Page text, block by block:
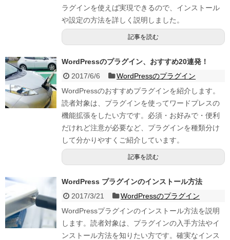
ラグインを使えば実現できるので、インストール
や設定の方法を詳しく説明しました。
記事を読む
WordPressのプラグイン、おすすめ20連発！
2017/6/6
WordPressのプラグイン
WordPressのおすすめプラグインを紹介します。
読者対象は、プラグインを使ってワードプレスの
機能拡張をしたい方です。必須・お好みで・便利
だけれど注意が必要など、プラグインを種類分け
して分かりやすくご紹介しています。
記事を読む
WordPress プラグインのインストール方法
2017/3/21
WordPressのプラグイン
WordPressプラグインのインストール方法を説明
します。読者対象は、プラグインの入手方法やイ
ンストール方法を知りたい方です。確実なインス